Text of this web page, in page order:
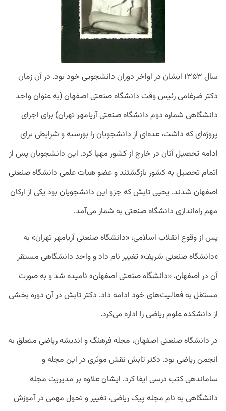
سال ۱۳۵۳ ایشان در اواخر دوران دانشجویی خود بود. در آن زمان
دکتر ضرغامی رئیس وقت دانشگاه صنعتی اصفهان (به عنوان واحد
دانشگاهی شماره دوم دانشگاه صنعتی آریامهر تهران) برای اجرای
پروژه‌ای که داشت، عده‌ای از دانشجویان را بورسیه و شرایطی برای
ادامه تحصیل آنان در خارج از کشور مهیا کرد. این دانشجویان پس از
اتمام تحصیل به کشور بازگشتند و عضو هیات علمی دانشگاه صنعتی
اصفهان شدند. یحیی تابش که جزو این دانشجویان بود یکی از ارکان
مهم راه‌اندازی دانشگاه صنعتی به شمار می‌آمد.
پس از وقوع انقلاب اسلامی، «دانشگاه صنعتی آریامهر تهران» به
«دانشگاه صنعتی شریف» تغییر نام داد و واحد دانشگاهی مستقر
آن در اصفهان، «دانشگاه صنعتی اصفهان» نامیده شد و به صورت
مستقل به فعالیت‌های خود ادامه داد. دکتر تابش در آن دوره بخشی
از دانشکده علوم ریاضی را اداره می‌کرد.
در دانشگاه صنعتی اصفهان، مجله فرهنگ ‌و اندیشه ریاضی متعلق به
انجمن ریاضی بود. دکتر تابش نقش موثری در این مجله و
ساماندهی کتب درسی ایفا کرد. ایشان علاوه بر مدیریت مجله
دانشگاهی به نام مجله پیک ریاضی، تغییر و تحول مهمی در آموزش